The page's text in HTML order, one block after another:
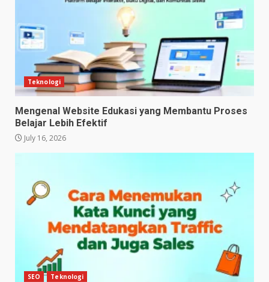
Teknologi
Mengenal Website Edukasi yang Membantu Proses
Belajar Lebih Efektif
July 16, 2026
SEO Teknologi